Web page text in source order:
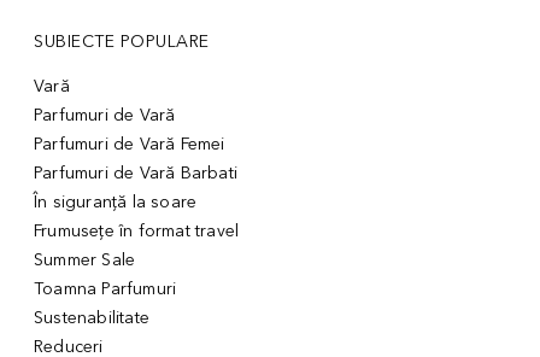
SUBIECTE POPULARE
Vară
Parfumuri de Vară
Parfumuri de Vară Femei
Parfumuri de Vară Barbati
În siguranță la soare
Frumusețe în format travel
Summer Sale
Toamna Parfumuri
Sustenabilitate
Reduceri